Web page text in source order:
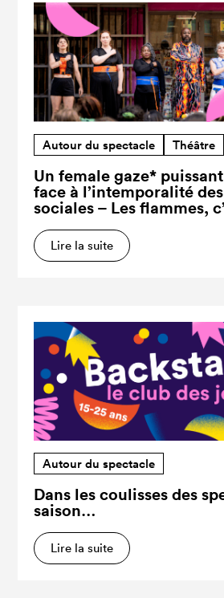
Autour du spectacle Théâtre
Un female gaze*
face à l’intemporalité
sociales – Les flammes,
Lire la suite
Autour du spectacle
Dans les coulisses des
saison…
Lire la suite